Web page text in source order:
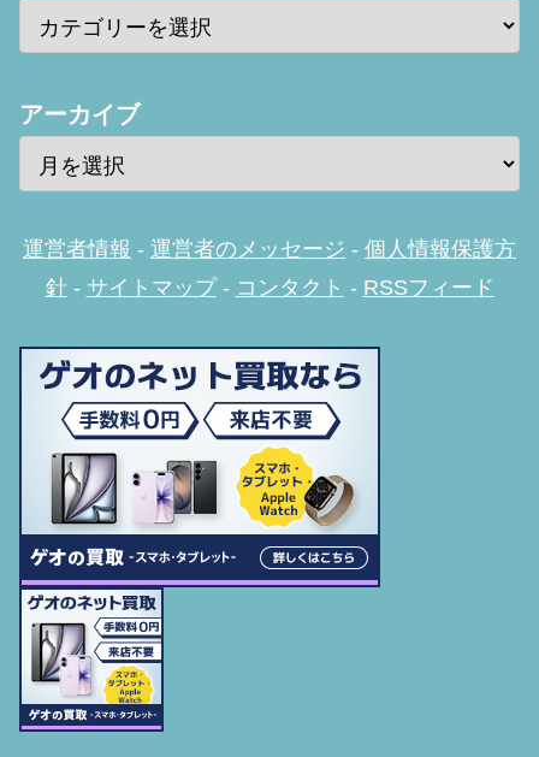
アーカイブ
運営者情報 - 運営者のメッセージ - 個人情報保護方
針- サイトマップ- コンタクト - RSSフィード